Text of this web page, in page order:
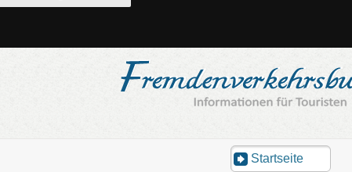
Startseite